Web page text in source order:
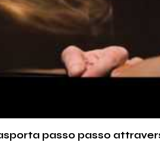
passo passo